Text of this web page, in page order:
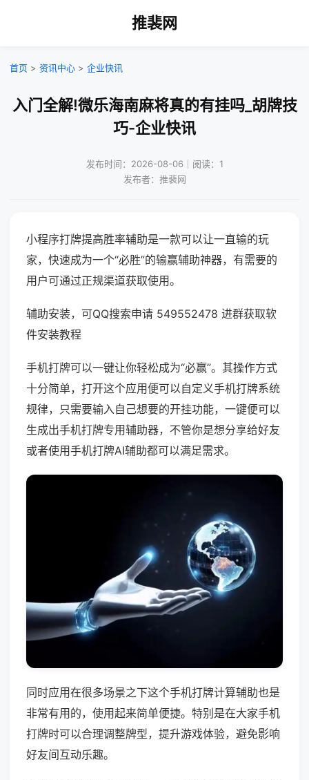
推裴网
首页 > 资讯中心 > 企业快讯
入门全解!微乐海南麻将真的有挂吗_胡牌技
巧-企业快讯
发布时间：2026-08-06｜阅读：1
发布者：推裴网
小程序打牌提高胜率辅助是一款可以让一直输的玩
家，快速成为一个“必胜”的输赢辅助神器，有需要的
用户可通过正规渠道获取使用。
辅助安装，可QQ搜索申请 549552478 进群获取软
件安装教程
手机打牌可以一键让你轻松成为“必赢”。其操作方式
十分简单，打开这个应用便可以自定义手机打牌系统
规律，只需要输入自己想要的开挂功能，一键便可以
生成出手机打牌专用辅助器，不管你是想分享给好友
或者使用手机打牌AI辅助都可以满足需求。
同时应用在很多场景之下这个手机打牌计算辅助也是
非常有用的，使用起来简单便捷。特别是在大家手机
打牌时可以合理调整牌型，提升游戏体验，避免影响
好友间互动乐趣。